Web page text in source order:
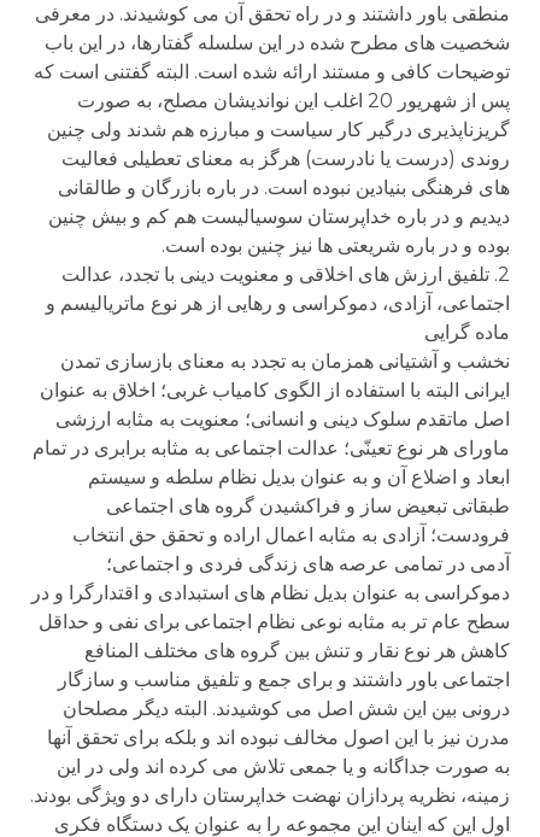
منطقی باور داشتند و در راه تحقق آن می کوشیدند. در معرفی
شخصیت های مطرح شده در این سلسله گفتارها، در این باب
توضیحات کافی و مستند ارائه شده است. البته گفتنی است که
پس از شهریور 20 اغلب این نواندیشان مصلح، به صورت
گریزناپذیری درگیر کار سیاست و مبارزه هم شدند ولی چنین
روندی (درست یا نادرست) هرگز به معنای تعطیلی فعالیت
های فرهنگی بنیادین نبوده است. در باره بازرگان و طالقانی
دیدیم و در باره خداپرستان سوسیالیست هم کم و بیش چنین
بوده و در باره شریعتی ها نیز چنین بوده است.
2. تلفیق ارزش های اخلاقی و معنویت دینی با تجدد، عدالت
اجتماعی، آزادی، دموکراسی و رهایی از هر نوع ماتریالیسم و
ماده گرایی
نخشب و آشتیانی همزمان به تجدد به معنای بازسازی تمدن
ایرانی البته با استفاده از الگوی کامیاب غربی؛ اخلاق به عنوان
اصل ماتقدم سلوک دینی و انسانی؛ معنویت به مثابه ارزشی
ماورای هر نوع تعینّی؛ عدالت اجتماعی به مثابه برابری در تمام
ابعاد و اضلاع آن و به عنوان بدیل نظام سلطه و سیستم
طبقاتی تبعیض ساز و فراکشیدن گروه های اجتماعی
فرودست؛ آزادی به مثابه اعمال اراده و تحقق حق انتخاب
آدمی در تمامی عرصه های زندگی فردی و اجتماعی؛
دموکراسی به عنوان بدیل نظام های استبدادی و اقتدارگرا و در
سطح عام تر به مثابه نوعی نظام اجتماعی برای نفی و حداقل
کاهش هر نوع نقار و تنش بین گروه های مختلف المنافع
اجتماعی باور داشتند و برای جمع و تلفیق مناسب و سازگار
درونی بین این شش اصل می کوشیدند. البته دیگر مصلحان
مدرن نیز با این اصول مخالف نبوده اند و بلکه برای تحقق آنها
به صورت جداگانه و یا جمعی تلاش می کرده اند ولی در این
زمینه، نظریه پردازان نهضت خداپرستان دارای دو ویژگی بودند.
اول این که اینان این مجموعه را به عنوان یک دستگاه فکری